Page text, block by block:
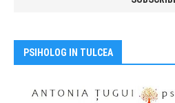
PSIHOLOG IN TULCEA